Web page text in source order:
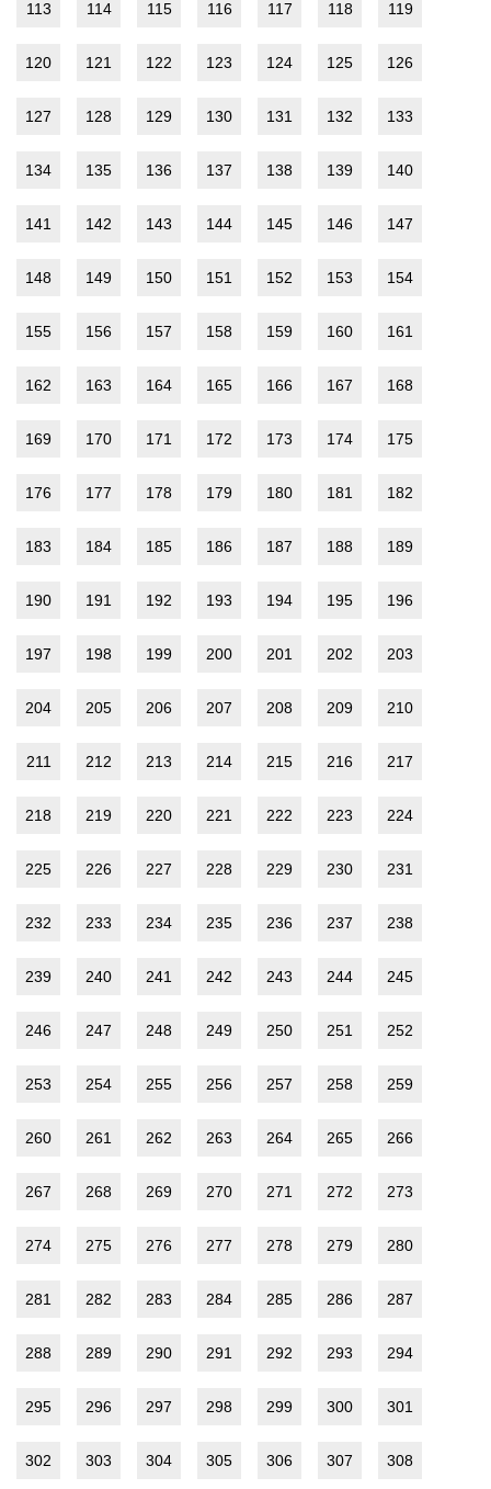
113 114 115 116 117 118 119
120 121 122 123 124 125 126
127 128 129 130 131 132 133
134 135 136 137 138 139 140
141 142 143 144 145 146 147
148 149 150 151 152 153 154
155 156 157 158 159 160 161
162 163 164 165 166 167 168
169 170 171 172 173 174 175
176 177 178 179 180 181 182
183 184 185 186 187 188 189
190 191 192 193 194 195 196
197 198 199 200 201 202 203
204 205 206 207 208 209 210
211 212 213 214 215 216 217
218 219 220 221 222 223 224
225 226 227 228 229 230 231
232 233 234 235 236 237 238
239 240 241 242 243 244 245
246 247 248 249 250 251 252
253 254 255 256 257 258 259
260 261 262 263 264 265 266
267 268 269 270 271 272 273
274 275 276 277 278 279 280
281 282 283 284 285 286 287
288 289 290 291 292 293 294
295 296 297 298 299 300 301
302 303 304 305 306 307 308